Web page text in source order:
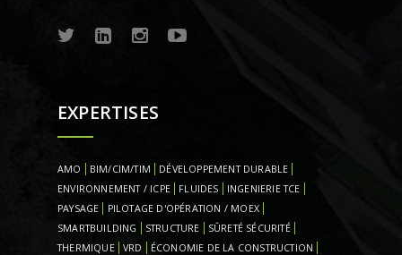
EXPERTISES
AMO BIM/CIM/TIM
DÉVELOPPEMENT DURABLE
ENVIRONNEMENT / ICPE
FLUIDES
INGENIERIE TCE
PAYSAGE
PILOTAGE D'OPÉRATION / MOEX
SMARTBUILDING
STRUCTURE
SÛRETÉ SÉCURITÉ
THERMIQUE
VRD ÉCONOMIE DE LA CONSTRUCTION